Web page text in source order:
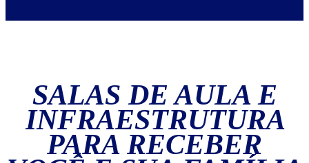
SALAS DE AULA E
INFRAESTRUTURA
PARA RECEBER